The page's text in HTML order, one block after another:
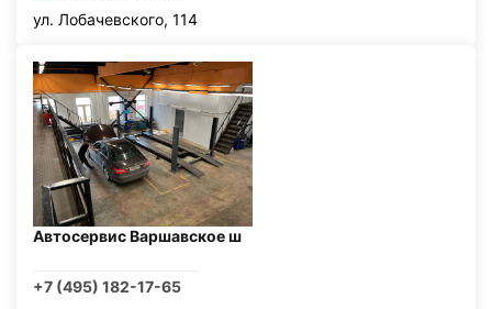
ул. Лобачевского, 114
Автосервис Варшавское ш
+7 (495) 182-17-65